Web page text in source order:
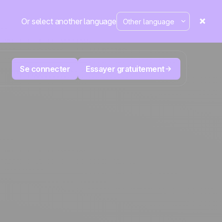
Or select another language
Se connecter Essayer gratuitement